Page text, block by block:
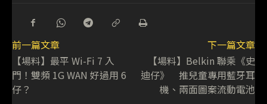
前一篇文章
【場料】最平 Wi-Fi 7 入
門！雙頻 1G WAN 好過用 6
仔？
下一篇文章
【場料】Belkin 聯乘《史
迪仔》 推兒童專用藍牙耳
機、兩面圖案流動電池